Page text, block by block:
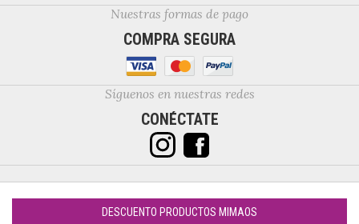
Nuestras formas de pago
COMPRA SEGURA
Síguenos en nuestras redes
CONÉCTATE
DESCUENTO PRODUCTOS MIMAOS